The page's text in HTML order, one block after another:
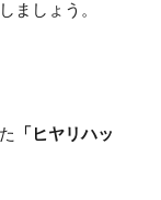
ましょう。
「ヒヤリハッ